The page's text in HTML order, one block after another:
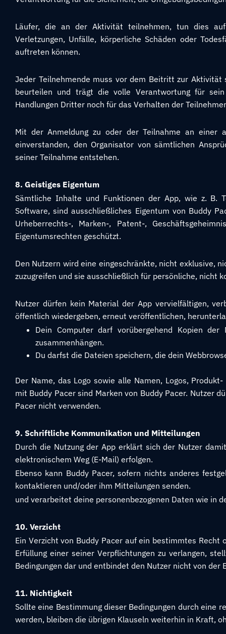
Läufer, die an der Aktivität teilnehmen, tun dies
Verletzungen, Unfälle, körperliche Schäden oder
auftreten können.
Jeder Teilnehmende muss vor dem Beitritt zur Aktivität
beurteilen und trägt die volle Verantwortung für
Handlungen Dritter noch für das Verhalten der
Mit der Anmeldung zu oder der Teilnahme an
einverstanden, den Organisator von sämtlichen
seiner Teilnahme entstehen.
8. Geistiges Eigentum
Sämtliche Inhalte und Funktionen der App, wie z. B.
Software, sind ausschließliches Eigentum von Buddy
Urheberrechts-, Marken-, Patent-,
Eigentumsrechten geschützt.
Den Nutzern wird eine eingeschränkte, nicht exklusive,
zuzugreifen und sie ausschließlich für persönliche, nicht
Nutzer dürfen kein Material der App vervielfältigen,
öffentlich wiedergeben, erneut veröffentlichen,
Dein Computer darf vorübergehend Kopien
zusammenhängen.
Du darfst die Dateien speichern, die dein
Der Name, das Logo sowie alle Namen, Logos,
mit Buddy Pacer sind Marken von Buddy Pacer. Nutzer
Pacer nicht verwenden.
9. Schriftliche Kommunikation und Mitteilungen
Durch die Nutzung der App erklärt sich der Nutzer
elektronischem Weg (E-Mail) erfolgen.
Ebenso kann Buddy Pacer, sofern nichts anderes
kontaktieren und/oder ihm Mitteilungen senden.
und verarbeitet deine personenbezogenen Daten wie in
10. Verzicht
Ein Verzicht von Buddy Pacer auf ein bestimmtes
Erfüllung einer seiner Verpflichtungen zu verlangen,
Bedingungen dar und entbindet den Nutzer nicht von der
11. Nichtigkeit
Sollte eine Bestimmung dieser Bedingungen durch eine
werden, bleiben die übrigen Klauseln weiterhin in Kraft,